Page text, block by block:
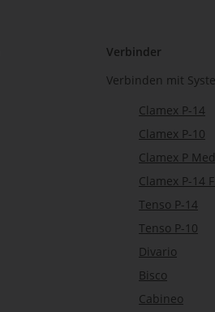
Verbinder
Verbinden mit
Clamex P-14
Clamex P-10
Clamex P
Clamex P-14
Tenso P-14
Tenso P-10
Divario
Bisco
Cabineo